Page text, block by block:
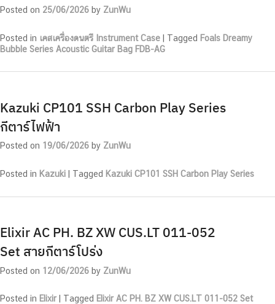
Posted on 25/06/2026 by ZunWu
Posted in เคสเครื่องดนตรี Instrument Case Tagged Foals Dreamy
Bubble Series Acoustic Guitar Bag FDB-AG
Kazuki CP101 SSH Carbon Play Series
กีตาร์ไฟฟ้า
Posted on 19/06/2026 by ZunWu
Posted in Kazuki Tagged Kazuki CP101 SSH Carbon Play Series
Elixir AC PH. BZ XW CUS.LT 011-052
Set สายกีตาร์โปร่ง
Posted on 12/06/2026 by ZunWu
Posted in Elixir Tagged Elixir AC PH. BZ XW CUS.LT 011-052 Set